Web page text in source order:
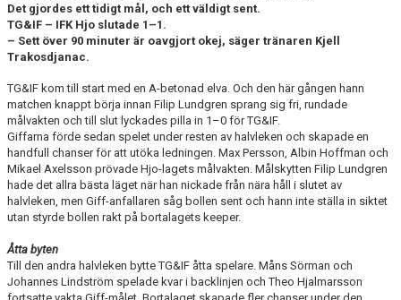
Det gjordes ett tidigt mål, och ett väldigt sent.
TG&IF – IFK Hjo slutade 1–1.
– Sett över 90 minuter är oavgjort okej, säger tränaren Kjell
Trakosdjanac.
TG&IF kom till start med en A-betonad elva. Och den här gången hann
matchen knappt börja innan Filip Lundgren sprang sig fri, rundade
målvakten och till slut lyckades pilla in 1–0 för TG&IF.
Giffarna förde sedan spelet under resten av halvleken och skapade en
handfull chanser för att utöka ledningen. Max Persson, Albin Hoffman och
Mikael Axelsson prövade Hjo-lagets målvakten. Målskytten Filip Lundgren
hade det allra bästa läget när han nickade från nära håll i slutet av
halvleken, men Giff-anfallaren såg bollen sent och hann inte ställa in siktet
utan styrde bollen rakt på bortalagets keeper.
Åtta byten
Till den andra halvleken bytte TG&IF åtta spelare. Måns Sörman och
Johannes Lindström spelade kvar i backlinjen och Theo Hjalmarsson